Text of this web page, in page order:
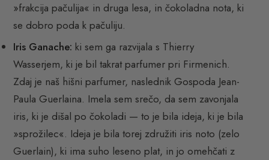
»frakcija pačulija« in druga lesa, in čokoladna nota, ki
se dobro poda k pačuliju.
Iris Ganache: ki sem ga razvijala s Thierry
Wasserjem, ki je bil takrat parfumer pri Firmenich.
Zdaj je naš hišni parfumer, naslednik Gospoda Jean-
Paula Guerlaina. Imela sem srečo, da sem zavonjala
iris, ki je dišal po čokoladi — to je bila ideja, ki je bila
»sprožilec«. Ideja je bila torej združiti iris noto (zelo
Guerlain), ki ima suho leseno plat, in jo omehčati z